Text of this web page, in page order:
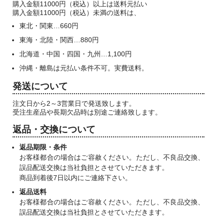
購入金額11000円（税込）以上は送料元払い
購入金額11000円（税込）未満の送料は、
東北・関東…660円
東海・北陸・関西…880円
北海道・中国・四国・九州…1,100円
沖縄・離島は元払い条件不可。実費送料。
発送について
注文日から2～3営業日で発送致します。
受注生産品や長期欠品時は別途ご連絡致します。
返品・交換について
返品期限・条件
お客様都合の場合はご容赦ください。ただし、不良品交換、
誤品配送交換は当社負担とさせていただきます。
商品到着後7日以内にご連絡下さい。
返品送料
お客様都合の場合はご容赦ください。ただし、不良品交換、
誤品配送交換は当社負担とさせていただきます。